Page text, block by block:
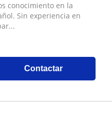
conocimiento en la
Sin experiencia en
Contactar